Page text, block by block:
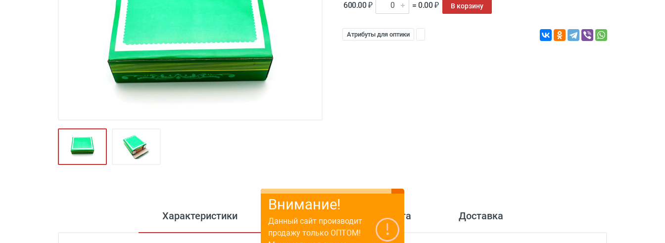
Известные бренды (212)
Футляры и мешки (1412)
Красота и здоровье (353)
Атрибуты для оптики (59)
Аксессуары (239)
Распродажа (950)
600.00 ₽ = 0.00 ₽ В корзину
Атрибуты для оптики
Характеристики Описание Оплата Доставка
Внимание!
Данный сайт производит
продажу только ОПТОМ!